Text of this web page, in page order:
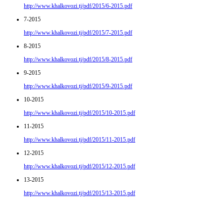
http://www.khalkovozi.tj/pdf/2015/6-2015.pdf
7-2015
http://www.khalkovozi.tj/pdf/2015/7-2015.pdf
8-2015
http://www.khalkovozi.tj/pdf/2015/8-2015.pdf
9-2015
http://www.khalkovozi.tj/pdf/2015/9-2015.pdf
10-2015
http://www.khalkovozi.tj/pdf/2015/10-2015.pdf
11-2015
http://www.khalkovozi.tj/pdf/2015/11-2015.pdf
12-2015
http://www.khalkovozi.tj/pdf/2015/12-2015.pdf
13-2015
http://www.khalkovozi.tj/pdf/2015/13-2015.pdf